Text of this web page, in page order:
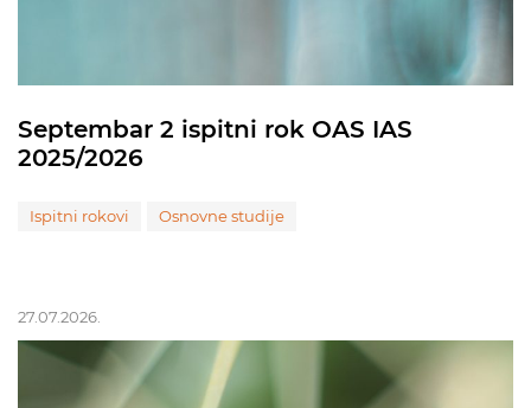
Septembar 2 ispitni rok OAS IAS
2025/2026
Ispitni rokovi Osnovne studije
27.07.2026.